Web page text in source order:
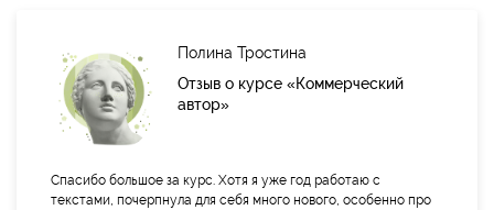
Полина Тростина
Отзыв о курсе «Коммерческий
автор»
Спасибо большое за курс. Хотя я уже год работаю с
текстами, почерпнула для себя много нового, особенно про